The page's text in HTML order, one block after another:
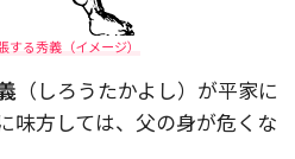
する秀義（イメージ）
（しろうたかよし）が平家に
味方しては、父の身が危くな